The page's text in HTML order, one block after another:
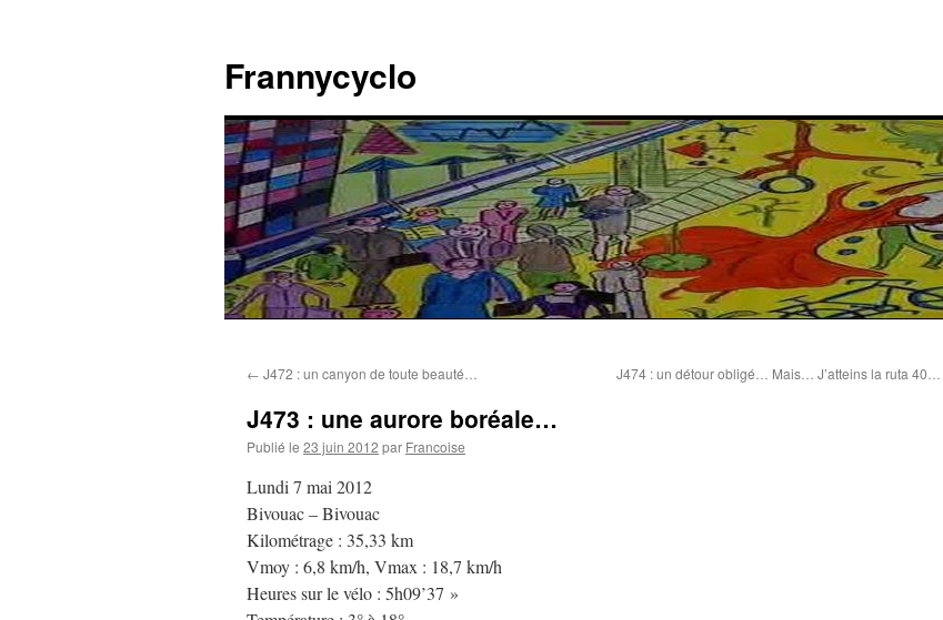
contenu
Frannycyclo
← J472 : un canyon de toute beauté… J474 : un détour obligé… Mais… J’atteins la ruta 40…
J473 : une aurore boréale…
Publié le 23 juin 2012 par Francoise
Lundi 7 mai 2012
Bivouac – Bivouac
Kilométrage : 35,33 km
Vmoy : 6,8 km/h, Vmax : 18,7 km/h
Heures sur le vélo : 5h09’37 »